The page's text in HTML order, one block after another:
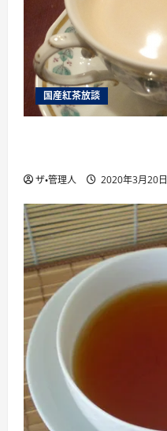
国産紅茶放談
ザ・管理人 2020年3月20日